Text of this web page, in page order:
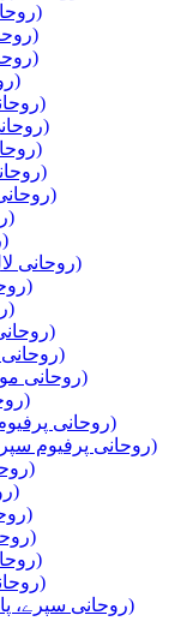
Ruhani Chuhri (روحانی چھری)
Ruhani Dhaga (روحانی دھاگہ)
Ruhani Dhoni (روحانی دھونی)
Ruhani Dori (روحانی ڈوری)
Ruhani Faleetay (روحانی فلیتے)
Ruhani Ganddah (روحانی گنڈہ)
Ruhani Googal (روحانی گوگل)
Ruhani Harmal (روحانی حرمل)
Ruhani Kalonji (روحانی کلونجی)
Ruhani Kar'ra (روحانی کڑا)
Ruhani Keel (روحانی کیل)
Ruhani Lal Mirch (روحانی لال مرچ)
Ruhani Loban (روحانی لوبان)
Ruhani Matti (روحانی مٹی)
Ruhani Mehndi (روحانی مہندی)
Ruhani Mirchain (روحانی مرچیں)
Ruhani Mom Batti (روحانی موم بتی)
Ruhani Namak (روحانی نمک)
Ruhani Perfume Oil (روحانی پرفیوم آئل)
Ruhani Perfume Spray (روحانی پرفیوم سپرے)
Ruhani Phakki (روحانی پھکی)
Ruhani Rakh (روحانی راکھ)
Ruhani Sabun (روحانی صابن)
Ruhani Shahad (روحانی شہد)
Ruhani Shakkar (روحانی شکر)
Ruhani Siyahi (روحانی سیاہی)
Ruhani Spray (Water) (روحانی سپرے، پانی)